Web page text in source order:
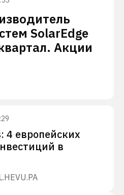
SolarEdge
Акции
4 европейских
в
VU.PA